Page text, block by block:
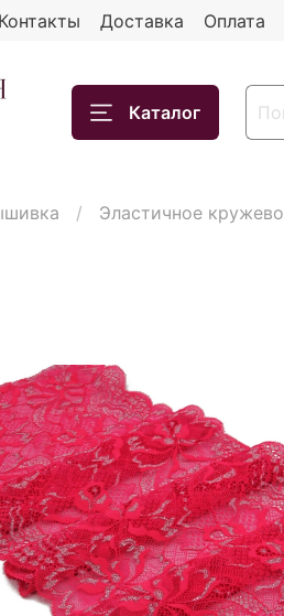
Контакты Доставка Оплата
Каталог
Эластичное кружево